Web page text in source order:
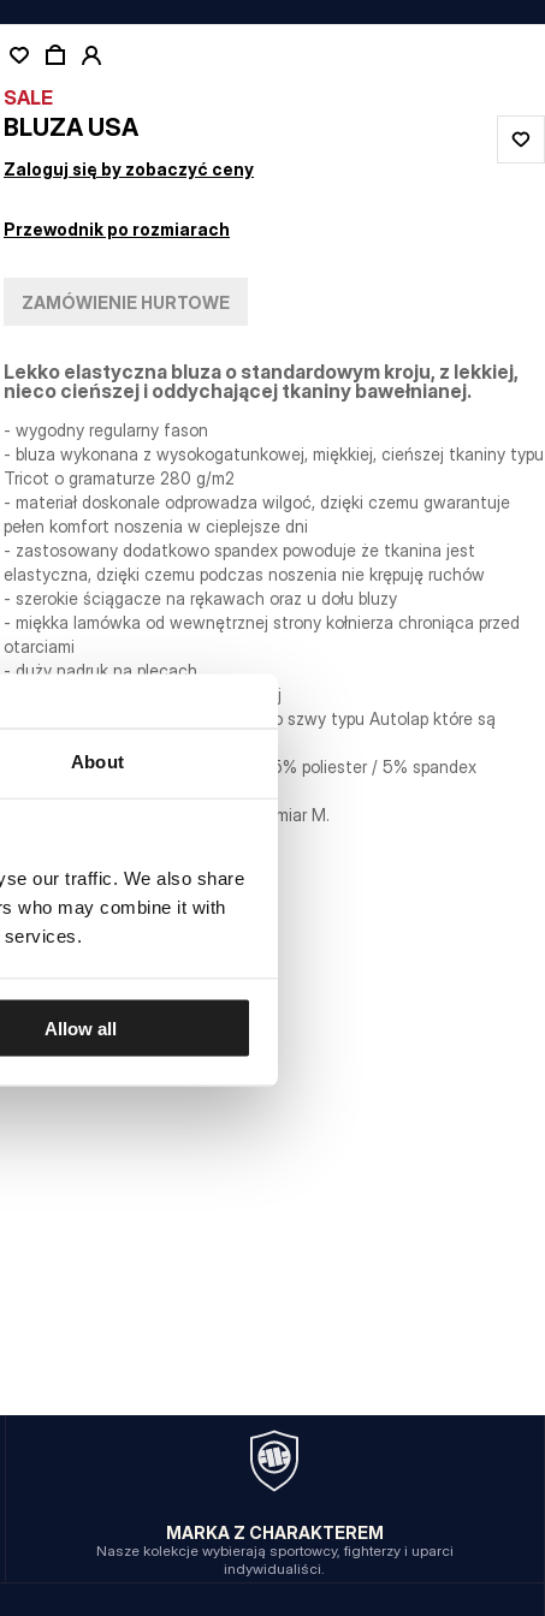
About
our traffic. We also share
who may combine it with
services.
Allow all
SALE
BLUZA USA
Zaloguj się by zobaczyć ceny
Przewodnik po rozmiarach
ZAMÓWIENIE HURTOWE
Lekko elastyczna bluza o standardowym kroju, z lekkiej,
nieco cieńszej i oddychającej tkaniny bawełnianej.
- wygodny regularny fason
- bluza wykonana z wysokogatunkowej, miękkiej, cieńszej tkaniny typu
Tricot o gramaturze 280 g/m2
- materiał doskonale odprowadza wilgoć, dzięki czemu gwarantuje
pełen komfort noszenia w cieplejsze dni
- zastosowany dodatkowo spandex powoduje że tkanina jest
elastyczna, dzięki czemu podczas noszenia nie krępuję ruchów
- szerokie ściągacze na rękawach oraz u dołu bluzy
- miękka lamówka od wewnętrznej strony kołnierza chroniąca przed
otarciami
- duży nadruk na plecach
- napis PITBULL na klatce piersiowej
- do połączenia tkanin zastosowano szwy typu Autolap które są
- skład materiału: 50% bawełna / 45% poliester / 5% spandex
Model ma 182 cm wzrostu i nosi rozmiar M.
MARKA Z CHARAKTEREM
Nasze kolekcje wybierają sportowcy, fighterzy i uparci
indywidualiści.